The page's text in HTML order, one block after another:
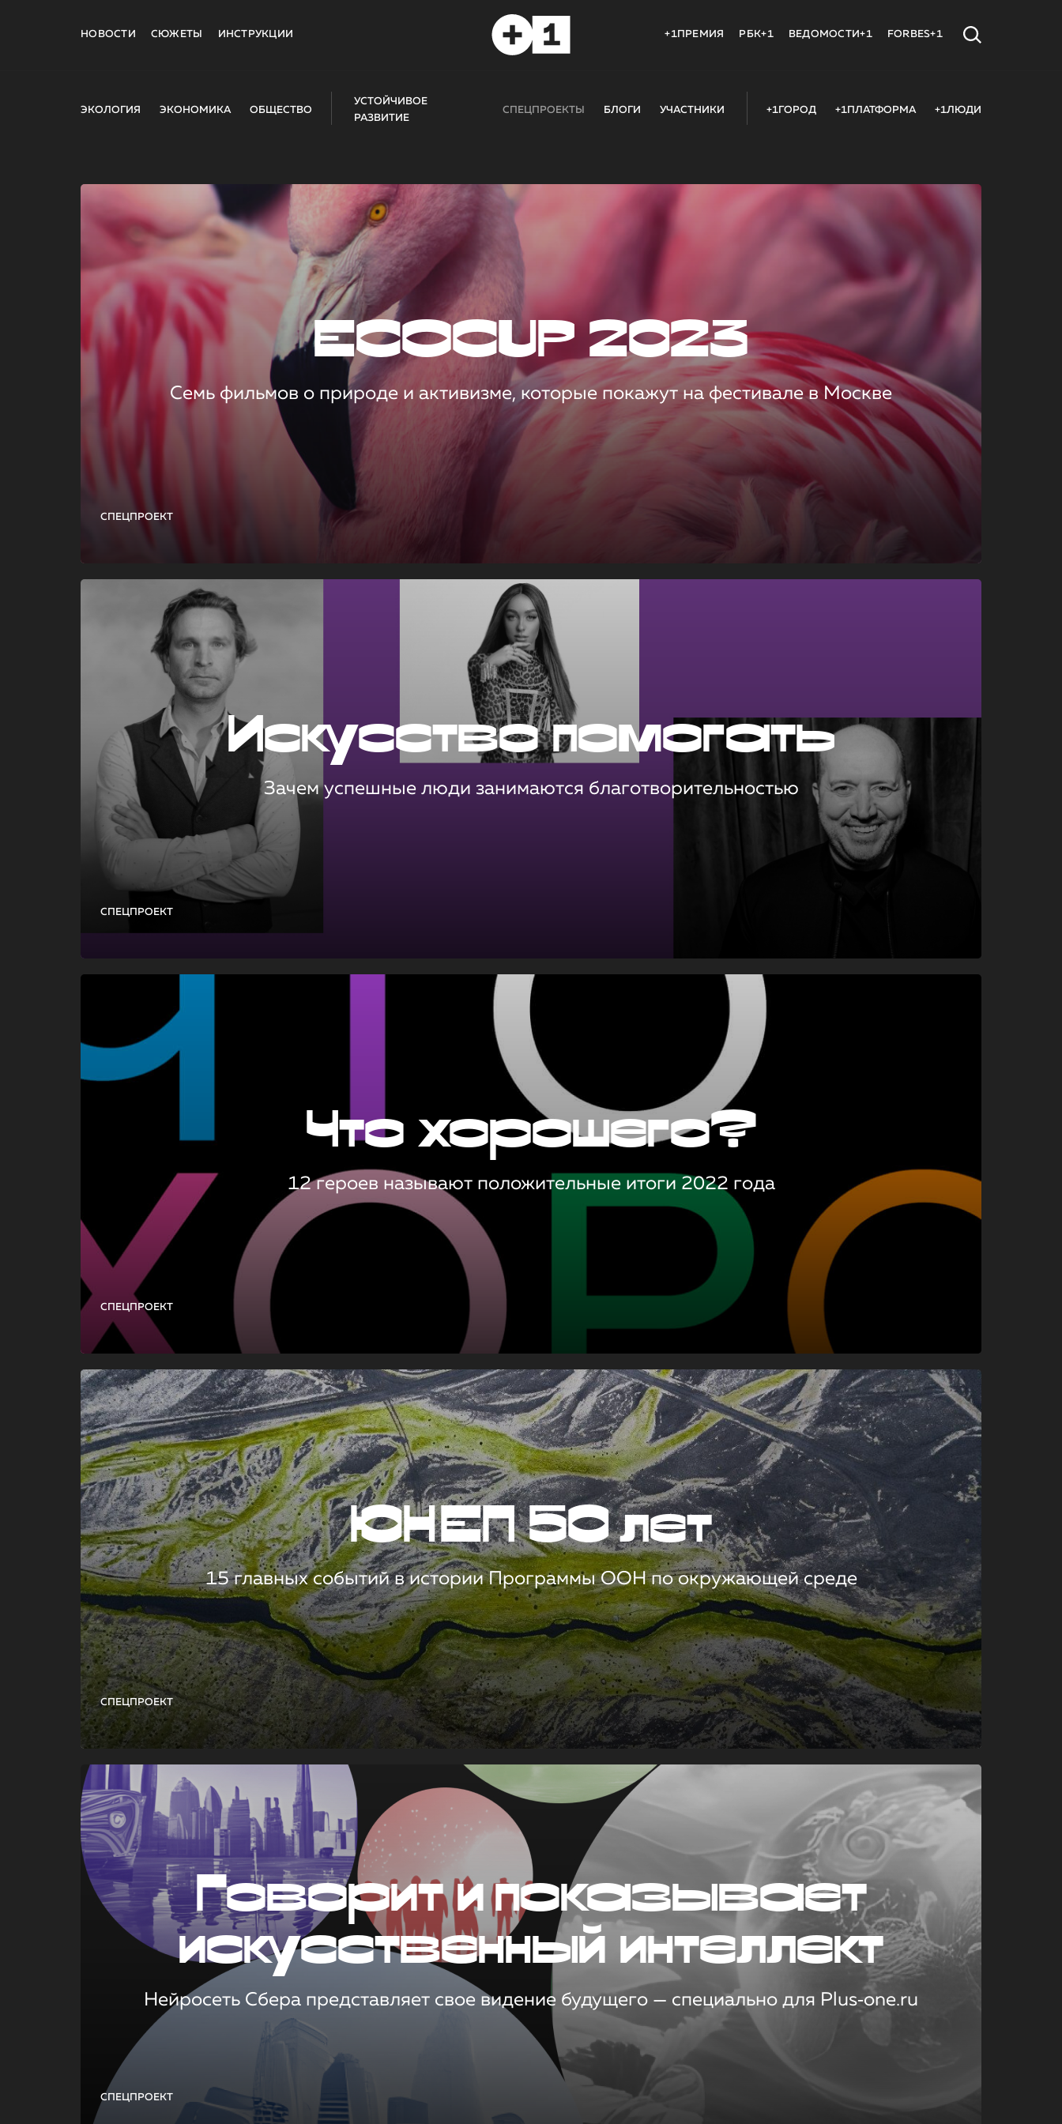
НОВОСТИ СЮЖЕТЫ ИНСТРУКЦИИ +1ПРЕМИЯ РБК+1 ВЕДОМОСТИ+1 FORBES+1
ЭКОЛОГИЯ ЭКОНОМИКА ОБЩЕСТВО
УСТОЙЧИВОЕ
РАЗВИТИЕ
СПЕЦПРОЕКТЫ БЛОГИ УЧАСТНИКИ +1ГОРОД +1ПЛАТФОРМА +1ЛЮДИ
СПЕЦПРОЕКТ
ECOCUP 2023
Семь фильмов о природе и активизме, которые покажут на фестивале в Москве
СПЕЦПРОЕКТ
Искусство помогать
Зачем успешные люди занимаются благотворительностью
СПЕЦПРОЕКТ
Что хорошего?
12 героев называют положительные итоги 2022 года
СПЕЦПРОЕКТ
ЮНЕП 50 лет
15 главных событий в истории Программы ООН по окружающей среде
СПЕЦПРОЕКТ
Говорит и показывает
искусственный интеллект
Нейросеть Сбера представляет свое видение будущего — специально для Plus‑one.ru